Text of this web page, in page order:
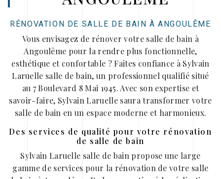
RÉNOVATION DE SALLE DE BAIN À ANGOULÊME
Vous envisagez de rénover votre salle de bain à
Angoulême pour la rendre plus fonctionnelle,
esthétique et confortable ? Faites confiance à Sylvain
Laruelle salle de bain, un professionnel qualifié situé
au 7 Boulevard 8 Mai 1945. Avec son expertise et
savoir-faire, Sylvain Laruelle saura transformer votre
salle de bain en un espace moderne et harmonieux.
Des services de qualité pour votre rénovation
de salle de bain
Sylvain Laruelle salle de bain propose une large
gamme de services pour la rénovation de votre salle